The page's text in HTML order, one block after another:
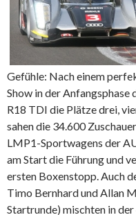
Gefühle: Nach einem
Show in der Anfangsphase
R18 TDI die Plätze drei,
sahen die 34.600
LMP1-Sportwagens der
am Start die Führung und
ersten Boxenstopp. Auch
Timo Bernhard und Allan
Startrunde) mischten in